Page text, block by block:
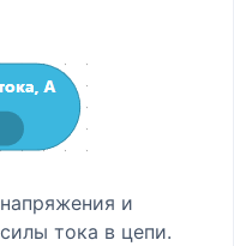
и
тока в цепи.